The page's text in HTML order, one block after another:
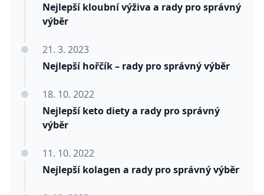
Nejlepší kloubní výživa a rady pro správný
výběr
Nejlepší hořčík – rady pro správný výběr
21. 3. 2023
Nejlepší keto diety a rady pro správný
výběr
18. 10. 2022
Nejlepší kolagen a rady pro správný výběr
11. 10. 2022